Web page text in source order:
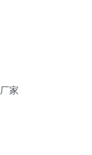
家